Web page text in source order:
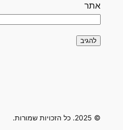
אתר
© 2025. כל הזכויות שמורות.